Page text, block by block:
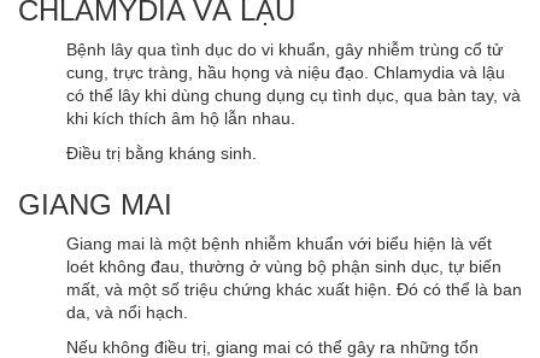
CHLAMYDIA VÀ LẬU
Bệnh lây qua tình dục do vi khuẩn, gây nhiễm trùng cổ tử
cung, trực tràng, hầu họng và niệu đạo. Chlamydia và lậu
có thể lây khi dùng chung dụng cụ tình dục, qua bàn tay, và
khi kích thích âm hộ lẫn nhau.
Điều trị bằng kháng sinh.
GIANG MAI
Giang mai là một bệnh nhiễm khuẩn với biểu hiện là vết
loét không đau, thường ở vùng bộ phận sinh dục, tự biến
mất, và một số triệu chứng khác xuất hiện. Đó có thể là ban
da, và nổi hạch.
Nếu không điều trị, giang mai có thể gây ra những tổn